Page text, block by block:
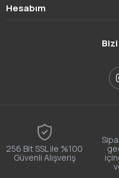
Hesabım
256 Bit SSL ile %100
Güvenli Alışveriş